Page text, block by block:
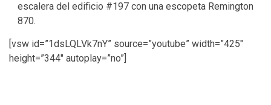
escalera del edificio #197 con una escopeta Remington
870.
[vsw id=”1dsLQLVk7nY” source=”youtube” width=”425″
height=”344″ autoplay=”no”]